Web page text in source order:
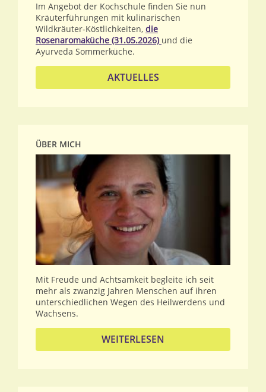
Im Angebot der Kochschule finden Sie nun
Kräuterführungen mit kulinarischen
Wildkräuter-Köstlichkeiten, die
Rosenaromaküche (31.05.2026) und die
Ayurveda Sommerküche.
AKTUELLES
ÜBER MICH
Mit Freude und Achtsamkeit begleite ich seit
mehr als zwanzig Jahren Menschen auf ihren
unterschiedlichen Wegen des Heilwerdens und
Wachsens.
WEITERLESEN